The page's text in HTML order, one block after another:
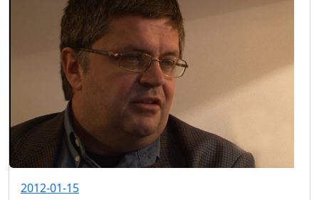
2012-01-15